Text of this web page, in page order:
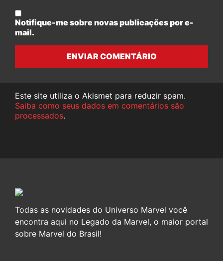
Notifique-me sobre novas publicações por e-
mail.
ENVIAR COMENTÁRIO
Este site utiliza o Akismet para reduzir spam.
Saiba como seus dados em comentários são
processados.
Todas as novidades do Universo Marvel você
encontra aqui no Legado da Marvel, o maior portal
sobre Marvel do Brasil!